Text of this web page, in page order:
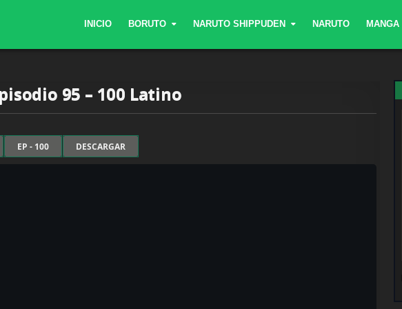
INICIO BORUTO NARUTO SHIPPUDEN NARUTO MANGA
95 – 100 Latino
EP - 100 DESCARGAR